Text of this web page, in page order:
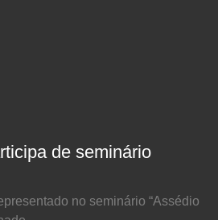
de seminário
no seminário “Assédio